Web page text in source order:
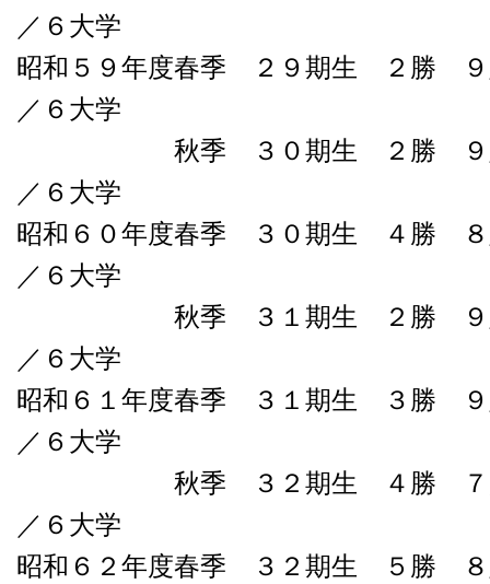
／６大学
昭和５９年度春季 ２９期生 ２勝
／６大学
秋季 ３０期生 ２勝 ９敗
／６大学
昭和６０年度春季 ３０期生 ４勝
／６大学
秋季 ３１期生 ２勝 ９敗
／６大学
昭和６１年度春季 ３１期生 ３勝
／６大学
秋季 ３２期生 ４勝 ７負
／６大学
昭和６２年度春季 ３２期生 ５勝